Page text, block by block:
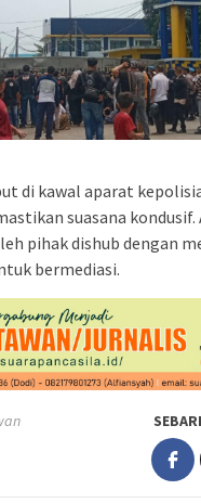
di kawal aparat
suasana kondusif.
pihak dishub dengan
bermediasi.